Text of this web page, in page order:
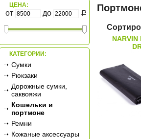
ЦЕНА:
от до Р
КАТЕГОРИИ:
Сумки
Рюкзаки
Дорожные сумки,
саквояжи
Кошельки и
портмоне
Ремни
Кожаные аксессуары
NARVIN